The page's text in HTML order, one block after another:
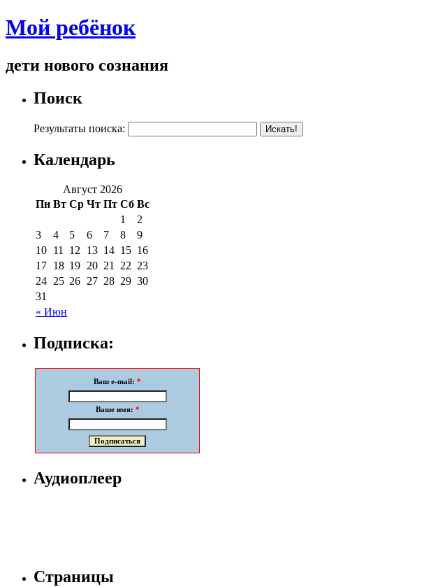
Мой ребёнок
дети нового сознания
Поиск
Результаты поиска:
Календарь
Август 2026
Пн Вт Ср Чт Пт Сб Вс
« Июн
1
2
3
4 5 6 7 8
9
10 11 12 13 14 15 16
17 18 19 20 21 22 23
24 25 26 27 28 29 30
31
Подписка:
Ваш e-mail: *
Ваше имя: *
Аудиоплеер
Страницы